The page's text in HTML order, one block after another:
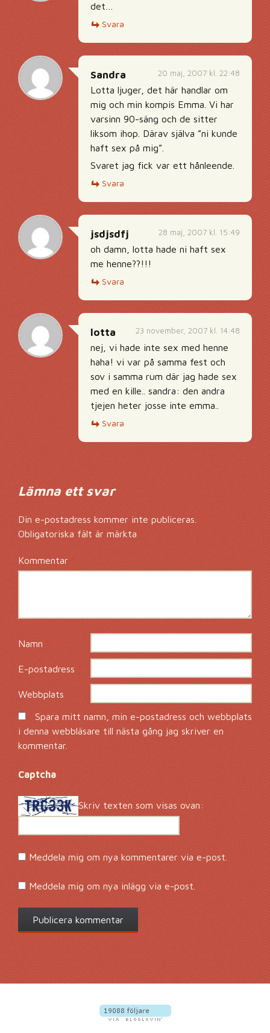
det…
Svara
20 maj, 2007 kl. 22:48
Sandra
Lotta ljuger, det här handlar om
mig och min kompis Emma. Vi har
varsinn 90-säng och de sitter
liksom ihop. Därav själva ”ni kunde
haft sex på mig”.
Svaret jag fick var ett hånleende.
Svara
28 maj, 2007 kl. 15:49
jsdjsdfj
oh damn, lotta hade ni haft sex
me henne??!!!
Svara
23 november, 2007 kl. 14:48
lotta
nej, vi hade inte sex med henne
haha! vi var på samma fest och
sov i samma rum där jag hade sex
med en kille.. sandra: den andra
tjejen heter josse inte emma..
Svara
Lämna ett svar
Din e-postadress kommer inte publiceras.
Obligatoriska fält är märkta *
Kommentar*
Namn*
E-postadress*
Webbplats
Spara mitt namn, min e-postadress och webbplats
i denna webbläsare till nästa gång jag skriver en
kommentar.
Captcha *
Skriv texten som visas ovan:
Meddela mig om nya kommentarer via e-post.
Meddela mig om nya inlägg via e-post.